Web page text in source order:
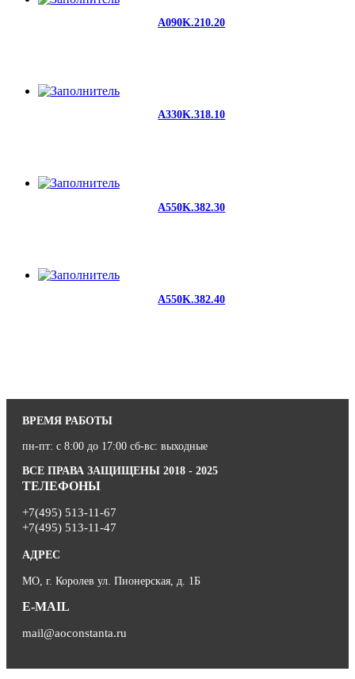
A090K.210.20
A330K.318.10
A550K.382.30
A550K.382.40
ВРЕМЯ РАБОТЫ
пн-пт: с 8:00 до 17:00 сб-вс: выходные
ВСЕ ПРАВА ЗАЩИЩЕНЫ 2018 - 2025
ТЕЛЕФОНЫ
+7(495) 513-11-67
+7(495) 513-11-47
АДРЕС
МО, г. Королев ул. Пионерская, д. 1Б
E-MAIL
mail@aoconstanta.ru